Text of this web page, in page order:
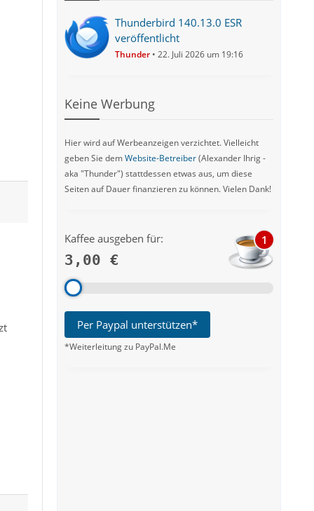
Thunderbird 140.13.0 ESR
veröffentlicht
Thunder 22. Juli 2026 um 19:16
Keine Werbung
Hier wird auf Werbeanzeigen verzichtet. Vielleicht
geben Sie demWebsite-Betreiber(Alexander Ihrig -
aka "Thunder") stattdessen etwas aus, um diese
Seiten auf Dauer finanzieren zu können. Vielen Dank!
Kaffee ausgeben für:
3,00 €
1
Per Paypal unterstützen*
*Weiterleitung zu PayPal.Me